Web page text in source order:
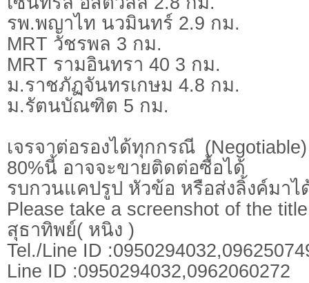
รพ.พญาไท นวมินทร์ 2.9 กม.
MRT วัชรพล 3 กม.
MRT รามอินทรา 40 3 กม.
ม.ราชภัฏจันทรเกษม 4.8 กม.
ม.รัตนบัณฑิต 5 กม.
เจรจาต่อรองได้ทุกกรณี
80%นี้ อาจจะขายติดต่อซื้อได้
รบกวนแคปรูป หัวข้อ หรือส่งลิ้งค์มาไ
Please take a screenshot of the
สุธาทิพย์( หนิง )
Tel./Line ID
Line ID :0950294032,0962060272